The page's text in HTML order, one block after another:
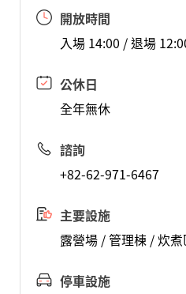
開放時間
入場 14:00 / 退場
公休日
全年無休
諮詢
+82-62-971-6467
主要設施
露營場 / 管理棟 / 炊
停車設施